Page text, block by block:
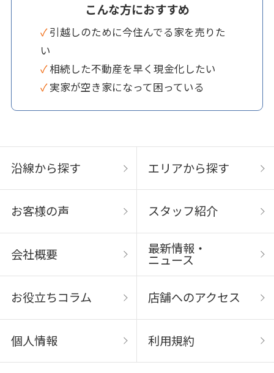
こんな方におすすめ
✓ 引越しのために今住んでる家を売りた
い
✓ 相続した不動産を早く現金化したい
✓ 実家が空き家になって困っている
沿線から探す エリアから探す
お客様の声 スタッフ紹介
会社概要 最新情報・
ニュース
お役立ちコラム 店舗へのアクセス
個人情報 利用規約